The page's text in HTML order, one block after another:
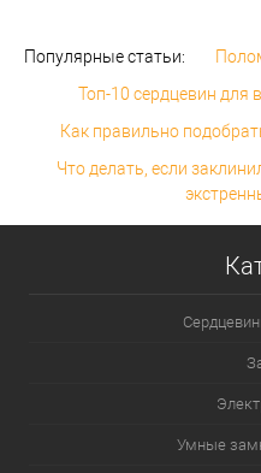
Популярные статьи:
Топ-10 сердцевин для
Как правильно
Что делать, если
Умные